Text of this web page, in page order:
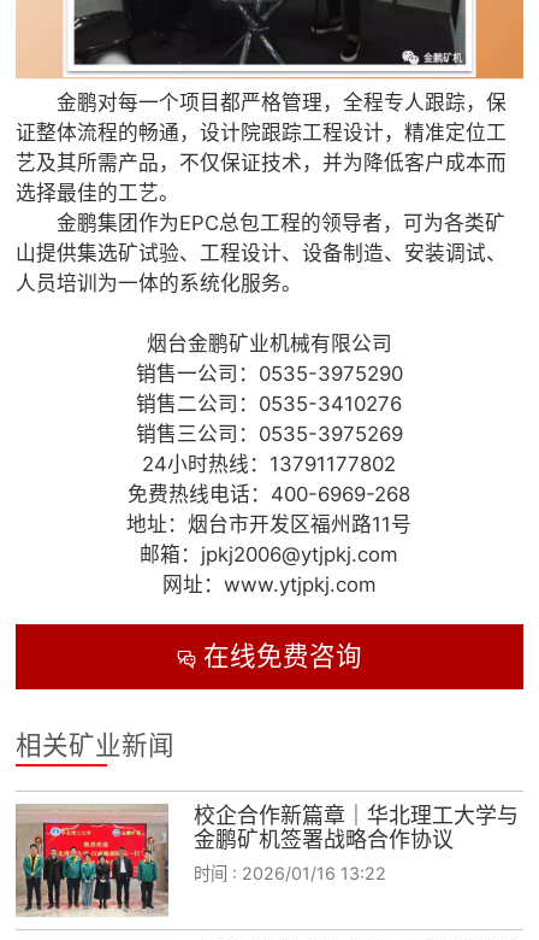
金鹏对每一个项目都严格管理，全程专人跟踪，保
证整体流程的畅通，设计院跟踪工程设计，精准定位工
艺及其所需产品，不仅保证技术，并为降低客户成本而
选择最佳的工艺。
金鹏集团作为EPC总包工程的领导者，可为各类矿
山提供集选矿试验、工程设计、设备制造、安装调试、
人员培训为一体的系统化服务。
烟台金鹏矿业机械有限公司
销售一公司：0535-3975290
销售二公司：0535-3410276
销售三公司：0535-3975269
24小时热线：13791177802
免费热线电话：400-6969-268
地址：烟台市开发区福州路11号
邮箱：jpkj2006@ytjpkj.com
网址：www.ytjpkj.com
在线免费咨询
相关矿业新闻
校企合作新篇章｜华北理工大学与
金鹏矿机签署战略合作协议
时间 : 2026/01/16 13:22